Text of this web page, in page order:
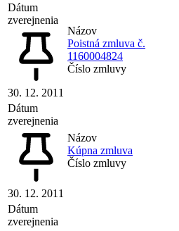
Dátum
zverejnenia
30. 12. 2011
Názov
Poistná zmluva č.
1160004824
Číslo zmluvy
Dátum
zverejnenia
30. 12. 2011
Názov
Kúpna zmluva
Číslo zmluvy
Dátum
zverejnenia